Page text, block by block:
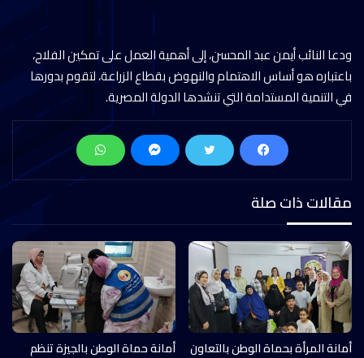
ودعا النائب أيمن عبد المحسن، إلى أهمية العمل على تمكين الفلاح،
باعتباره هو أساس الاهتمام والنهوض بقطاع الزراعة، لتقوم بدورها
في التنمية المستدامة التي تنشدها الدولة المصرية.
مقالات ذات صلة
أمانة المرأة بحماة الوطن بالتعاون أمانة حماة الوطن بالجيزة تنظم